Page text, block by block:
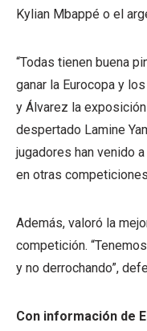
Kylian Mbappé o el
“Todas tienen buena
ganar la Eurocopa y
y Álvarez la
despertado Lamine
jugadores han venido
en otras
Además, valoró la
competición.
y no derrochando”,
Con información de